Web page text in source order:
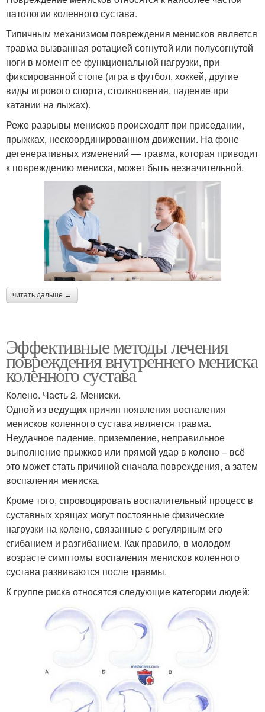
патологии коленного сустава.
Типичным механизмом повреждения менисков является
травма вызванная ротацией согнутой или полусогнутой
ноги в момент ее функциональной нагрузки, при
фиксированной стопе (игра в футбол, хоккей, другие
виды игрового спорта, столкновения, падение при
катании на лыжах).
Реже разрывы менисков происходят при приседании,
прыжках, нескоординированном движении. На фоне
дегенеративных изменений — травма, которая приводит
к повреждению мениска, может быть незначительной.
читать дальше →
Эффективные методы лечения
повреждения внутреннего мениска
коленного сустава
Колено. Часть 2. Мениски.
Одной из ведущих причин появления воспаления
менисков коленного сустава является травма.
Неудачное падение, приземление, неправильное
выполнение прыжков или прямой удар в колено – всё
это может стать причиной сначала повреждения, а затем
воспаления мениска.
Кроме того, спровоцировать воспалительный процесс в
суставных хрящах могут постоянные физические
нагрузки на колено, связанные с регулярным его
сгибанием и разгибанием. Как правило, в молодом
возрасте симптомы воспаления менисков коленного
сустава развиваются после травмы.
К группе риска относятся следующие категории людей: